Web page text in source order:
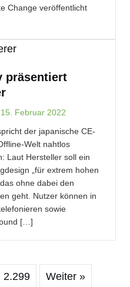
Change veröffentlicht
präsentiert
15. Februar 2022
der japanische CE-
Welt nahtlos
Laut Hersteller soll ein
„für extrem hohen
ohne dabei den
geht. Nutzer können in
sowie
[…]
2.299 Weiter »